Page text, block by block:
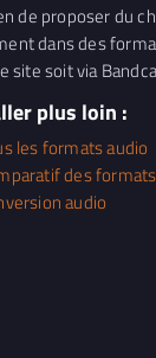
de proposer du
dans des
site soit via
plus loin :
les formats audio
des
audio